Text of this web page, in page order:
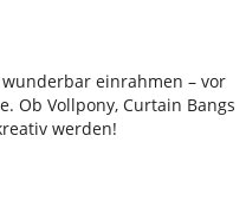
einrahmen – vor
Ob Vollpony, Curtain Bangs
werden!